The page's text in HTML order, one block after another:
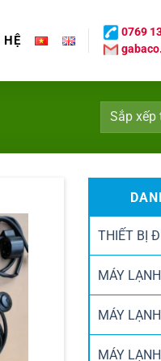
HỆ
0769
THIẾT BỊ
MÁY
MÁY
MÁY